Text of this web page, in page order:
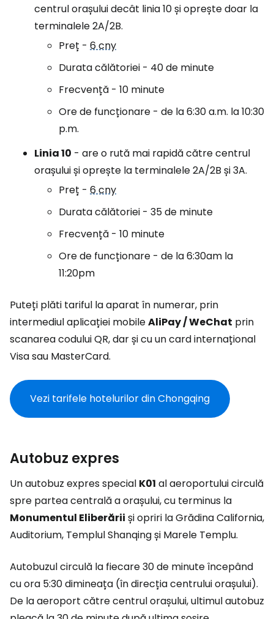
centrul orașului decât linia 10 și oprește doar la
terminalele 2A/2B.
Preț - 6 cny
Durata călătoriei - 40 de minute
Frecvență - 10 minute
Ore de funcționare - de la 6:30 a.m. la 10:30
p.m.
Linia 10 - are o rută mai rapidă către centrul
orașului și oprește la terminalele 2A/2B și 3A.
Preț - 6 cny
Durata călătoriei - 35 de minute
Frecvență - 10 minute
Ore de funcționare - de la 6:30am la
11:20pm
Puteți plăti tariful la aparat în numerar, prin
intermediul aplicației mobileAliPay / WeChat prin
scanarea codului QR, dar și cu un card internațional
Visa sau MasterCard.
Vezi tarifele hotelurilor din Chongqing
Autobuz expres
Un autobuz expres special K01 al aeroportului circulă
spre partea centrală a orașului, cu terminus la
Monumentul Eliberării și opriri la Grădina California,
Auditorium, Templul Shanqing și Marele Templu.
Autobuzul circulă la fiecare 30 de minute începând
cu ora 5:30 dimineața (în direcția centrului orașului).
De la aeroport către centrul orașului, ultimul autobuz